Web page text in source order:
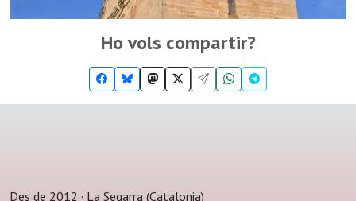
Ho vols compartir?
Des de 2012 · La Segarra (Catalonia)